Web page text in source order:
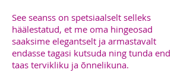
See seanss on spetsiaalselt selleks
häälestatud, et me oma hingeosad
saaksime elegantselt ja armastavalt
endasse tagasi kutsuda ning tunda end
taas tervikliku ja õnnelikuna.